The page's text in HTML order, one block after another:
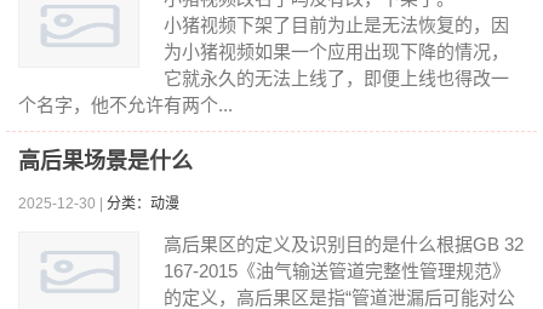
小猪视频下架了目前为止是无法恢复的，因
为小猪视频如果一个应用出现下降的情况，
它就永久的无法上线了，即便上线也得改一
个名字，他不允许有两个...
高后果场景是什么
2025-12-30 | 分类：动漫
高后果区的定义及识别目的是什么根据GB 32
167-2015《油气输送管道完整性管理规范》
的定义，高后果区是指“管道泄漏后可能对公